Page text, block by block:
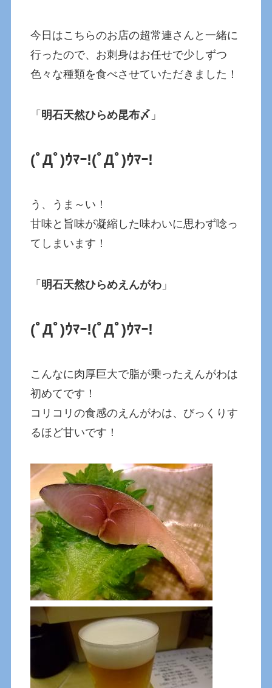
今日はこちらのお店の超常連さんと一緒に
行ったので、お刺身はお任せで少しずつ
色々な種類を食べさせていただきました！
「 明石天然ひらめ昆布〆 」
(ﾟДﾟ)ｳﾏｰ!(ﾟДﾟ)ｳﾏｰ!
う、うま～い！
甘味と旨味が凝縮した味わいに思わず唸っ
てしまいます！
「 明石天然ひらめえんがわ 」
(ﾟДﾟ)ｳﾏｰ!(ﾟДﾟ)ｳﾏｰ!
こんなに肉厚巨大で脂が乗ったえんがわは
初めてです！
コリコリの食感のえんがわは、びっくりす
るほど甘いです！